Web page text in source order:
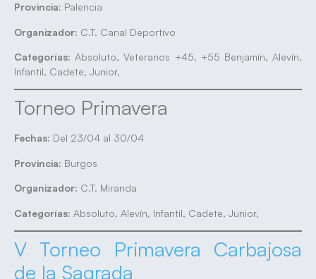
Provincia: Palencia
Organizador: C.T. Canal Deportivo
Categorías: Absoluto, Veteranos +45, +55 Benjamín, Alevín,
Infantil, Cadete, Junior,
Torneo Primavera
Fechas: Del 23/04 al 30/04
Provincia: Burgos
Organizador: C.T. Miranda
Categorías: Absoluto, Alevín, Infantil, Cadete, Junior,
V Torneo Primavera Carbajosa
de la Sagrada